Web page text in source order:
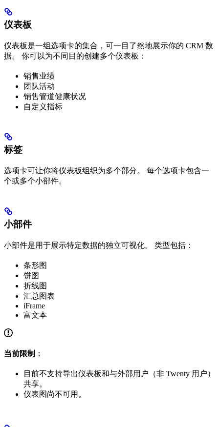
仪表板
仪表板是一组选项卡的集合，可一目了然地展示你的 CRM 数
据。 你可以为不同目的创建多个仪表板：
销售业绩
团队活动
销售管道健康状况
自定义指标
标签
选项卡可让你将仪表板组织为多个部分。 每个选项卡包含一
个或多个小部件。
小部件
小部件是用于展示特定数据的独立可视化。 类型包括：
条形图
饼图
折线图
汇总图表
iFrame
富文本
当前限制 ：
目前不支持导出仪表板和与外部用户（非 Twenty 用户）
共享。
仪表图尚不可用。